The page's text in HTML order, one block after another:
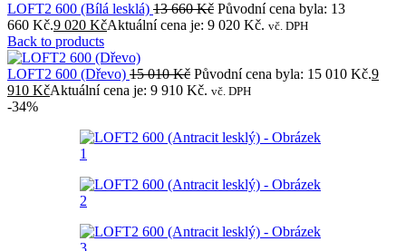
LOFT2 600 (Bílá lesklá) 13 660Kč Původní cena byla: 13
660 Kč.9 020 KčAktuální cena je: 9 020 Kč. vč. DPH
Back to products
LOFT2 600 (Dřevo) 15 010Kč Původní cena byla: 15 010 Kč.9
910 KčAktuální cena je: 9 910 Kč. vč. DPH
-34%